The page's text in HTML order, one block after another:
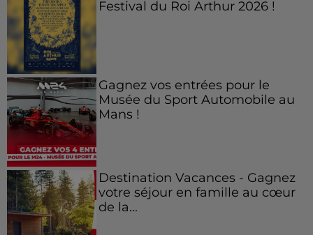
Festival du Roi Arthur 2026 !
Gagnez vos entrées pour le
Musée du Sport Automobile au
Mans !
Destination Vacances - Gagnez
votre séjour en famille au cœur
de la...